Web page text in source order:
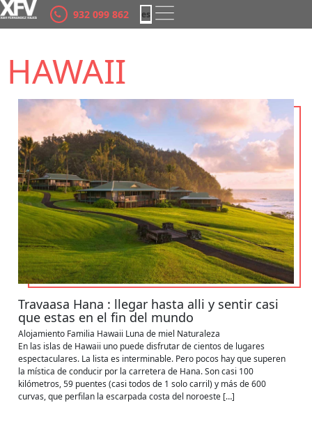
932 099 862
es
ca
HAWAII
Travaasa Hana : llegar hasta alli y sentir casi
que estas en el fin del mundo
Alojamiento Familia Hawaii Luna de miel Naturaleza
En las islas de Hawaii uno puede disfrutar de cientos de lugares
espectaculares. La lista es interminable. Pero pocos hay que superen
la mística de conducir por la carretera de Hana. Son casi 100
kilómetros, 59 puentes (casi todos de 1 solo carril) y más de 600
curvas, que perfilan la escarpada costa del noroeste […]